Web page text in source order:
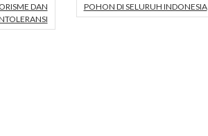
DAN
POHON DI SELURUH INDONESIA